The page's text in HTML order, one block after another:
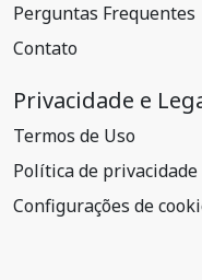
Perguntas Frequentes
Contato
Privacidade e
Termos de Uso
Política de privacidade
Configurações de